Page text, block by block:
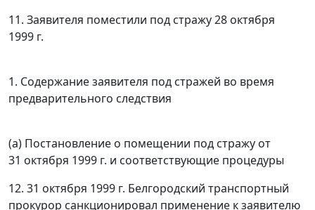
11. Заявителя поместили под стражу 28 октября
1999 г.
1. Содержание заявителя под стражей во время
предварительного следствия
(а) Постановление о помещении под стражу от
31 октября 1999 г. и соответствующие процедуры
12. 31 октября 1999 г. Белгородский транспортный
прокурор санкционировал применение к заявителю